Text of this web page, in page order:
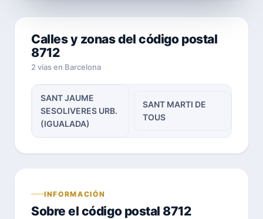
Calles y zonas del código postal
8712
2 vías en Barcelona
SANT JAUME
SESOLIVERES URB.
(IGUALADA)
SANT MARTI DE
TOUS
INFORMACIÓN
Sobre el código postal 8712